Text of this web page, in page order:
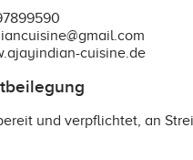
cuisine.de
und verpflichtet, an